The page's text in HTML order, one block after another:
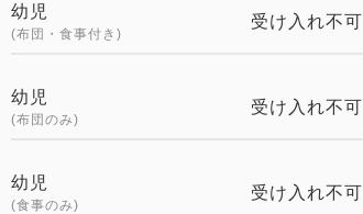
幼児
(布団・食事付き)
受け入れ不可
幼児
(布団のみ)
受け入れ不可
幼児
(食事のみ)
受け入れ不可